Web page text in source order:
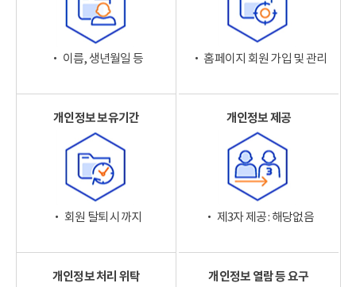
‧ 이름, 생년월일 등 ‧ 홈페이지 회원 가입 및 관리
개인정보 보유기간
‧ 회원 탈퇴 시까지
개인정보 제공
‧ 제3자 제공 : 해당없음
개인정보 처리 위탁 개인정보 열람 등 요구